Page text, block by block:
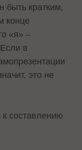
быть кратким,
конце
«я» –
в
это не
составлению